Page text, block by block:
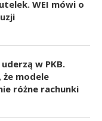
WEI mówi o
w PKB.
modele
różne rachunki